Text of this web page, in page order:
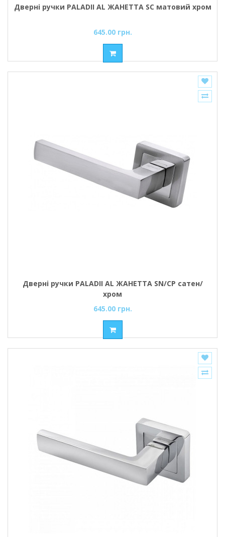
Дверні ручки PALADII AL ЖАНЕТТА SC матовий хром
645.00 грн.
Дверні ручки PALADII AL ЖАНЕТТА SN/CP сатен/
хром
645.00 грн.